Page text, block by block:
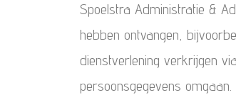
Spoelstra Administratie &
hebben ontvangen,
dienstverlening verkrijgen
persoonsgegevens omgaan.